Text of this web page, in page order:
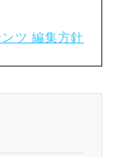
ツ 編集方針